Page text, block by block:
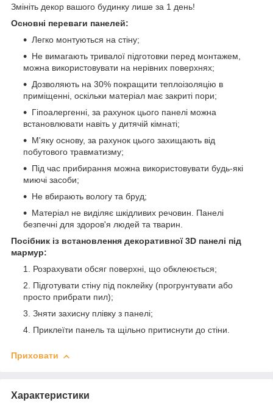
Змініть декор вашого будинку лише за 1 день!
Основні переваги панелей:
Легко монтуються на стіну;
Не вимагають тривалої підготовки перед монтажем,
можна використовувати на нерівних поверхнях;
Дозволяють на 30% покращити теплоізоляцію в
приміщенні, оскільки матеріал має закриті пори;
Гіпоалергенні, за рахунок цього панелі можна
встановлювати навіть у дитячій кімнаті;
М'яку основу, за рахунок цього захищають від
побутового травматизму;
Під час прибирання можна використовувати будь-які
миючі засоби;
Не вбирають вологу та бруд;
Матеріал не виділяє шкідливих речовин. Панелі
безпечні для здоров'я людей та тварин.
Посібник із встановлення декоративної 3D панелі під
мармур:
Розрахувати обсяг поверхні, що обклеюється;
Підготувати стіну під поклейку (прогрунтувати або
просто прибрати пил);
Зняти захисну плівку з панелі;
Приклеїти панель та щільно притиснути до стіни.
Приховати
Характеристики